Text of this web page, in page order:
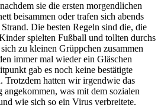
sie die ersten morgendlichen
beisammen oder trafen sich abends
Die besten Regeln sind die, die
spielten Fußball und tollten durchs
zu kleinen Grüppchen zusammen
immer mal wieder ein Gläschen
gab es noch keine bestätigte
Trotzdem hatten wir irgendwie das
was mit dem sozialen
wie sich so ein Virus verbreitete.